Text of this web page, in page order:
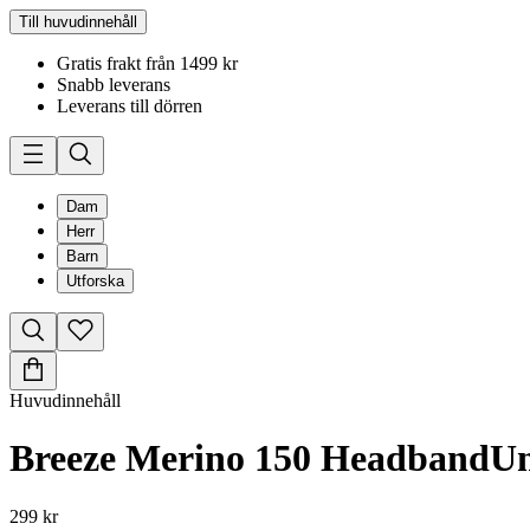
Till huvudinnehåll
Gratis frakt från 1499 kr
Snabb leverans
Leverans till dörren
Dam
Herr
Barn
Utforska
Huvudinnehåll
Breeze Merino 150 Headband
299 kr